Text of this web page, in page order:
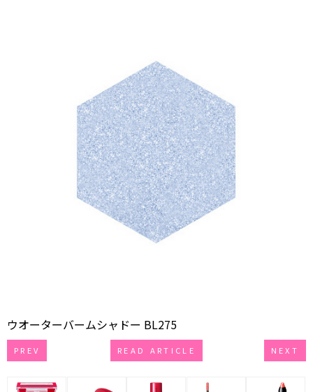
ウオーターバームシャドー BL275
PREV READ ARTICLE NEXT